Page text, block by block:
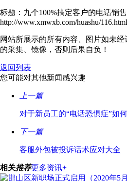
标题：九个100%搞定客户的电话销
http://www.xmwxb.com/huashu/116.html
网站所展示的所有内容、图片如未
的采集、镜像，否则后果自负！
返回列表
您可能对其他新闻感兴趣
上一篇
对于新员工的“电话恐惧症”如
下一篇
客服外包被投诉话术应对大全
相关推荐更多资讯+